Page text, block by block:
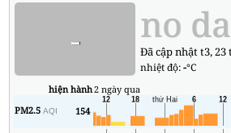
- no
Đã cập nhật t3, 23
nhiệt độ:-°C
hiện hành2 ngày qua
PM2.5AQI 154